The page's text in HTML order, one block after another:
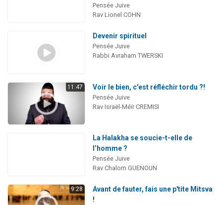
Pensée Juive
Rav Lionel COHN
Devenir spirituel
Pensée Juive
Rabbi Avraham TWERSKI
11:47 Voir le bien, c'est réfléchir tordu ?!
Pensée Juive
Rav Israël-Méïr CREMISI
La Halakha se soucie-t-elle de
l’homme ?
Pensée Juive
Rav Chalom GUENOUN
9:28
Avant de fauter, fais une p'tite Mitsva
!